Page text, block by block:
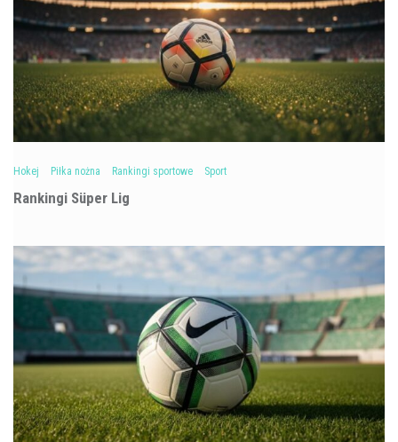
Hokej Piłka nożna Rankingi sportowe Sport
Rankingi Süper Lig